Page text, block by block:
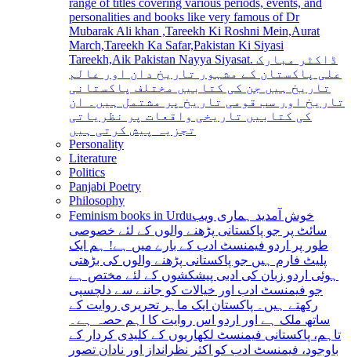
range of titles covering various periods, events, and
personalities and books like very famous of Dr
Mubarak Ali khan ,Tareekh Ki Roshni Mein,Aurat
March,Tareekh Ka Safar,Pakistan Ki Siyasi
Tareekh,Aik Pakistan Nayya Siyasat. ڈاکٹر مبارک
علی پاکستان کے مشہور تاریخ دان اور عالم
تاریخ ہیں جن کی کتابیں مختلف پاکستانی
تاریخ اور سب قومی تاریخ پر مشتمل ہیں۔ ان
کی کتابیں تاریخی واقعات پر نظریاتی
تجزیہ پیش کرتی ہیں
Personality
Literature
Politics
Panjabi Poetry
Philosophy
Feminism books in Urduخوش آمدید ہماری ویب
سائٹ پر جو پاکستانی پڑھنے والوں کے لئے خصوصی
طور پر اردو فیمنسٹ ادب کے بارے میں ہے! ہم ایک
پلیٹ فارم ہیں جو پاکستانی پڑھنے والوں کی بڑھتی
ہوئی اردو زبان کی ادبی پیشکشوں کے لئے مختص ہے
جو فیمنسٹ ادب اور خیالات کو جاننے سے دلچسپی
رکھتے ہیں۔ پاکستان ایک ماہر تحریری روایت کے
ساتھ ملک ہے اور اردو اس روایت کا اہم حصہ ہے۔
تاہم، پاکستانی فیمنسٹ لکھاریوں کے کلیدی کردار کے
باوجود، فیمنسٹ ادب کو اکثر نظرانداز اور نادان تصور